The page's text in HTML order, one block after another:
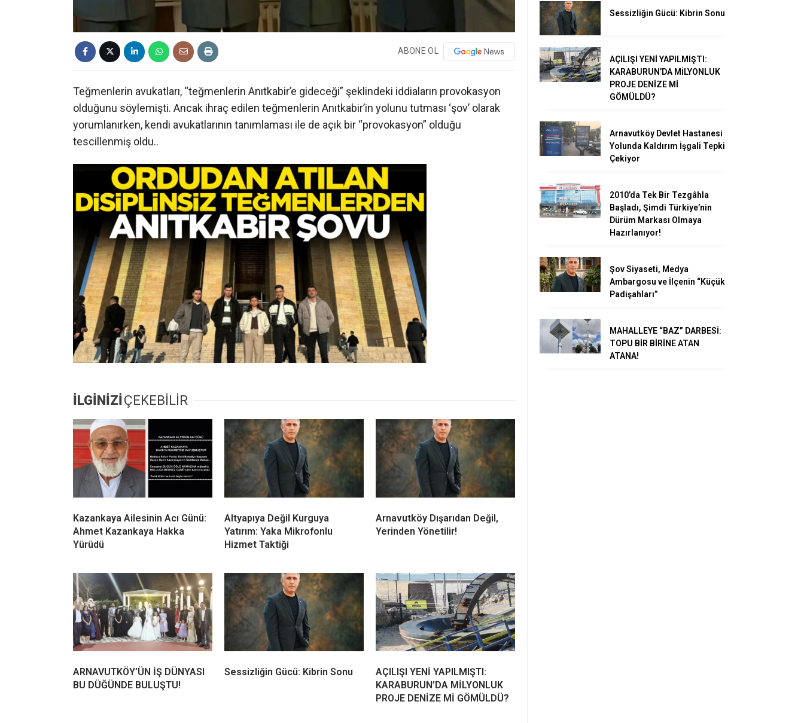
ABONE OL
Teğmenlerin avukatları, “teğmenlerin Anıtkabir’e gideceği” şeklindeki iddiaların provokasyon
olduğunu söylemişti. Ancak ihraç edilen teğmenlerin Anıtkabir’in yolunu tutması ‘şov’ olarak
yorumlanırken, kendi avukatlarının tanımlaması ile de açık bir “provokasyon” olduğu
tescillenmiş oldu..
İLGİNİZİ ÇEKEBİLİR
Kazankaya Ailesinin Acı Günü:
Ahmet Kazankaya Hakka
Yürüdü
Altyapıya Değil Kurguya
Yatırım: Yaka Mikrofonlu
Hizmet Taktiği
Arnavutköy Dışarıdan Değil,
Yerinden Yönetilir!
ARNAVUTKÖY’ÜN İŞ DÜNYASI
BU DÜĞÜNDE BULUŞTU!
Sessizliğin Gücü: Kibrin Sonu
AÇILIŞI YENİ YAPILMIŞTI:
KARABURUN’DA MİLYONLUK
PROJE DENİZE Mİ GÖMÜLDÜ?
Sessizliğin Gücü: Kibrin Sonu
AÇILIŞI YENİ YAPILMIŞTI:
KARABURUN’DA MİLYONLUK
PROJE DENİZE Mİ
GÖMÜLDÜ?
Arnavutköy Devlet Hastanesi
Yolunda Kaldırım İşgali Tepki
Çekiyor
2010’da Tek Bir Tezgâhla
Başladı, Şimdi Türkiye’nin
Dürüm Markası Olmaya
Hazırlanıyor!
Şov Siyaseti, Medya
Ambargosu ve İlçenin “Küçük
Padişahları”
MAHALLEYE “BAZ” DARBESİ:
TOPU BİR BİRİNE ATAN
ATANA!